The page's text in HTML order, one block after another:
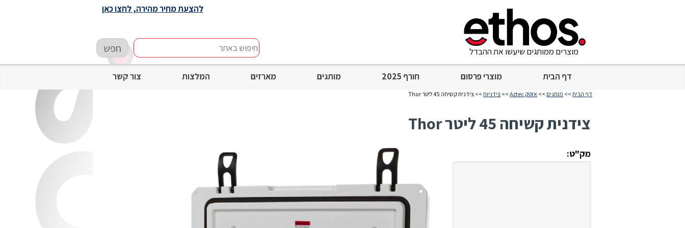
דף הבית מוצרי פרסום חורף 2025 מותגים מארזים המלצות צור קשר
חיפוש
באתר
חפש מוצרים ממותגים שיעשו את ההבדל
להצעת מחיר מהירה, לחצו כאן
דף הבית >> מותגים >> אזטק Aztec >> צידניות >> צידנית קשיחה 45 ליטר Thor
צידנית קשיחה 45 ליטר Thor
מק"ט: